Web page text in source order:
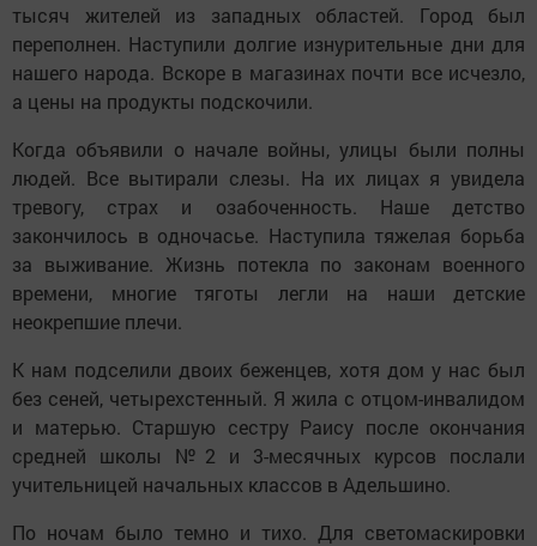
тысяч жителей из западных областей. Город был
переполнен. Наступили долгие изнурительные дни для
нашего народа. Вскоре в магазинах почти все исчезло,
а цены на продукты подскочили.
Когда объявили о начале войны, улицы были полны
людей. Все вытирали слезы. На их лицах я увидела
тревогу, страх и озабоченность. Наше детство
закончилось в одночасье. Нас­тупила тяжелая борьба
за выживание. Жизнь потекла по законам воен­ного
времени, многие тяготы легли на наши детские
неокрепшие плечи.
К нам подселили двоих беженцев, хотя дом у нас был
без сеней, четырех­стенный. Я жила с отцом-инвалидом
и матерью. Старшую сестру Раису после окончания
средней школы №2 и 3-месячных курсов послали
учительницей начальных классов в Адельшино.
По ночам было темно и тихо. Для светомаскировки